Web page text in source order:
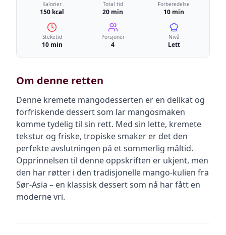
Kalorier
150 kcal
Total tid
20 min
Forberedelse
10 min
Steketid
10 min
Porsjoner
4
Nivå
Lett
Om denne retten
Denne kremete mangodesserten er en delikat og
forfriskende dessert som lar mangosmaken
komme tydelig til sin rett. Med sin lette, kremete
tekstur og friske, tropiske smaker er det den
perfekte avslutningen på et sommerlig måltid.
Opprinnelsen til denne oppskriften er ukjent, men
den har røtter i den tradisjonelle mango-kulien fra
Sør-Asia – en klassisk dessert som nå har fått en
moderne vri.